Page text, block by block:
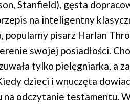
Stanfield), gęsta
na inteligentny
popularny pisarz Harlan
swojej posiadłości.
tylko pielęgniarka, a
dzieci i wnuczęta
na odczytanie testamentu.